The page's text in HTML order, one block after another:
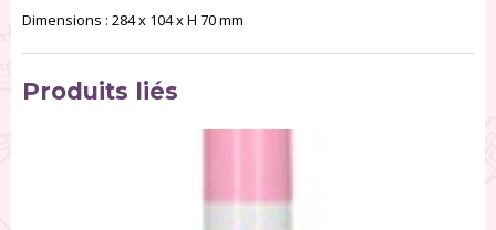
Dimensions : 284 x 104 x H 70 mm
Produits liés